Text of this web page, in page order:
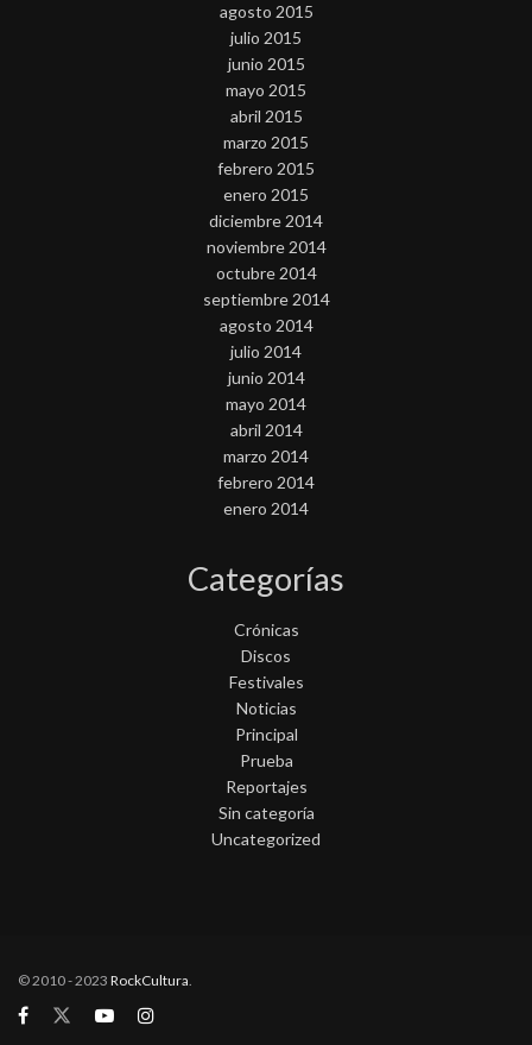
agosto 2015
julio 2015
junio 2015
mayo 2015
abril 2015
marzo 2015
febrero 2015
enero 2015
diciembre 2014
noviembre 2014
octubre 2014
septiembre 2014
agosto 2014
julio 2014
junio 2014
mayo 2014
abril 2014
marzo 2014
febrero 2014
enero 2014
Categorías
Crónicas
Discos
Festivales
Noticias
Principal
Prueba
Reportajes
Sin categoría
Uncategorized
© 2010 - 2023 RockCultura.